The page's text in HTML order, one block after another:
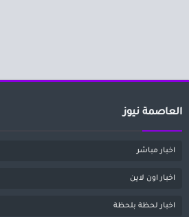
العاصمة نيوز
اخبار مباشر
اخبار اون لاين
اخبار لحظة بلحظة